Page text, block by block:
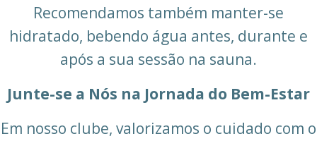
Recomendamos também manter-se
hidratado, bebendo água antes, durante e
após a sua sessão na sauna.
Junte-se a Nós na Jornada do Bem-Estar
Em nosso clube, valorizamos o cuidado com o